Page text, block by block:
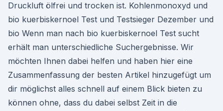
Druckluft ölfrei und trocken ist. Kohlenmonoxyd und
bio kuerbiskernoel Test und Testsieger Dezember und
bio Wenn man nach bio kuerbiskernoel Test sucht
erhält man unterschiedliche Suchergebnisse. Wir
möchten Ihnen dabei helfen und haben hier eine
Zusammenfassung der besten Artikel hinzugefügt um
dir möglichst alles schnell auf einem Blick bieten zu
können ohne, dass du dabei selbst Zeit in die